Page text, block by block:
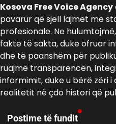
Kosova Free Voice Agency
pavarur që sjell lajmet me
profesionale. Ne
fakte të sakta, duke ofruar
dhe të paanshëm për
ruajmë transparencën,
informimit, duke u bërë zëri
realitetit në çdo histori që
Postime të fundit